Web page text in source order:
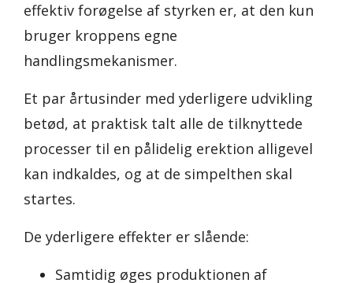
effektiv forøgelse af styrken er, at den kun
bruger kroppens egne
handlingsmekanismer.
Et par årtusinder med yderligere udvikling
betød, at praktisk talt alle de tilknyttede
processer til en pålidelig erektion alligevel
kan indkaldes, og at de simpelthen skal
startes.
De yderligere effekter er slående:
Samtidig øges produktionen af